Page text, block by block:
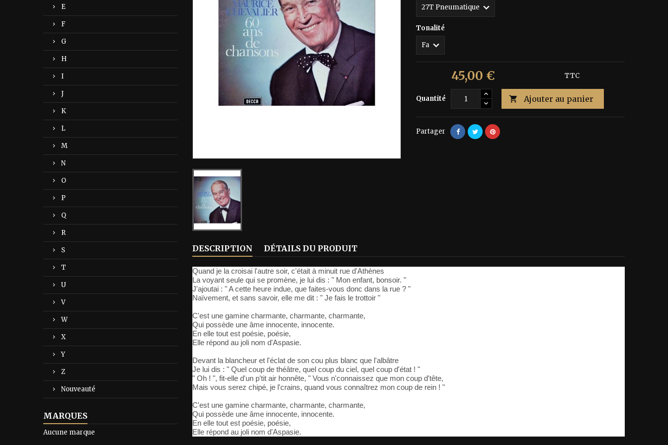
E
F
G
H
I
J
K
L
M
N
O
P
Q
R
S
T
U
V
W
X
Y
Z
Nouveauté
MARQUES
Aucune marque
Tonalité
45,00 € TTC
Quantité  Ajouter au panier
Partager
DESCRIPTION DÉTAILS DU PRODUIT
Quand je la croisai l'autre soir, c'était à minuit rue d'Athènes
La voyant seule qui se promène, je lui dis : " Mon enfant, bonsoir. "
J'ajoutai : " A cette heure indue, que faites-vous donc dans la rue ? "
Naïvement, et sans savoir, elle me dit : " Je fais le trottoir "
C'est une gamine charmante, charmante, charmante,
Qui possède une âme innocente, innocente.
En elle tout est poésie, poésie,
Elle répond au joli nom d'Aspasie.
Devant la blancheur et l'éclat de son cou plus blanc que l'albâtre
Je lui dis : " Quel coup de théâtre, quel coup du ciel, quel coup d'état ! "
" Oh ! ", fit-elle d'un p'tit air honnête, " Vous n'connaissez que mon coup d'tête,
Mais vous serez chipé, je l'crains, quand vous connaîtrez mon coup de rein ! "
C'est une gamine charmante, charmante, charmante,
Qui possède une âme innocente, innocente.
En elle tout est poésie, poésie,
Elle répond au joli nom d'Aspasie.